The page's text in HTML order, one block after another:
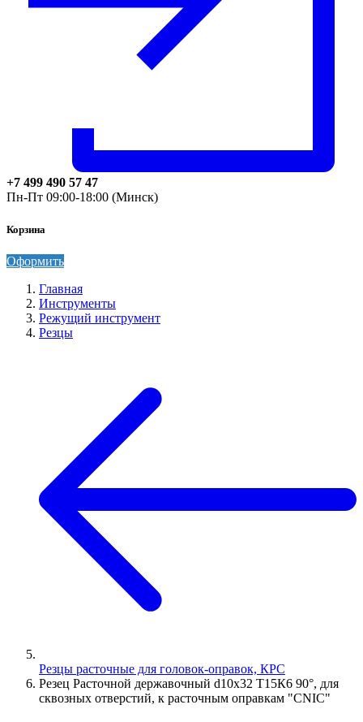
+7 499 490 57 47
Пн-Пт 09:00-18:00 (Минск)
Корзина
Оформить
Главная
Инструменты
Режущий инструмент
Резцы
Резцы расточные для головок-оправок, КРС
Резец Расточной державочный d10х32 Т15К6 90°, для
сквозных отверстий, к расточным оправкам "CNIC"